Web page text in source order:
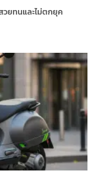
วยทนและไม่ตกยุค